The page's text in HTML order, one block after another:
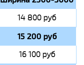
14 800 руб
15 200 руб
16 100 руб